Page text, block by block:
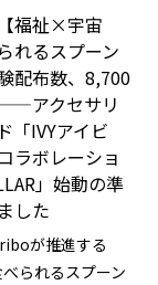
福祉×宇宙
れるスプーン
配布数、8,700
アクセサリ
「IVYアイビ
ラボレーショ
」始動の準
した
が推進する
べられるスプーン